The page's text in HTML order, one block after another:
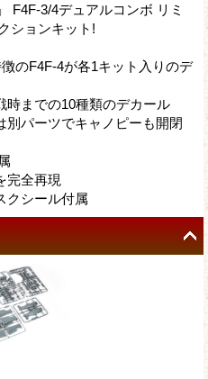
F4F-3/4デュアルコンボ リミ
ションキット!
のF4F-4が各1キット入りのデ
時までの10種類のデカール
別パーツでキャノピーも開閉
完全再現
クシール付属